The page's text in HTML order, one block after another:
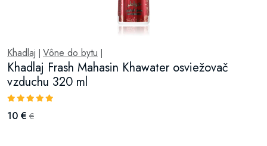
Khadlaj Vône do bytu
Khadlaj Frash Mahasin Khawater osviežovač
vzduchu 320 ml
10 € €